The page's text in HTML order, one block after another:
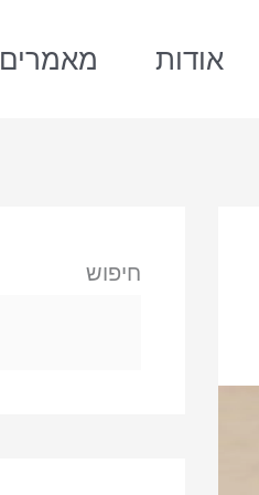
אודות מאמרים
חיפוש